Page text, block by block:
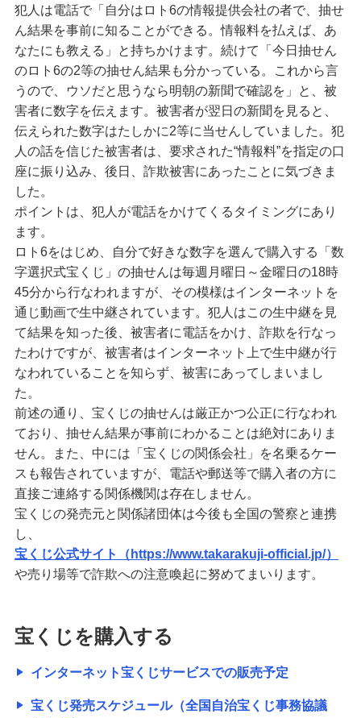
犯人は電話で「自分はロト6の情報提供会社の者で、抽せ
ん結果を事前に知ることができる。情報料を払えば、あ
なたにも教える」と持ちかけます。続けて「今日抽せん
のロト6の2等の抽せん結果も分かっている。これから言
うので、ウソだと思うなら明朝の新聞で確認を」と、被
害者に数字を伝えます。被害者が翌日の新聞を見ると、
伝えられた数字はたしかに2等に当せんしていました。犯
人の話を信じた被害者は、要求された“情報料”を指定の口
座に振り込み、後日、詐欺被害にあったことに気づきま
した。
ポイントは、犯人が電話をかけてくるタイミングにあり
ます。
ロト6をはじめ、自分で好きな数字を選んで購入する「数
字選択式宝くじ」の抽せんは毎週月曜日～金曜日の18時
45分から行なわれますが、その模様はインターネットを
通じ動画で生中継されています。犯人はこの生中継を見
て結果を知った後、被害者に電話をかけ、詐欺を行なっ
たわけですが、被害者はインターネット上で生中継が行
なわれていることを知らず、被害にあってしまいまし
た。
前述の通り、宝くじの抽せんは厳正かつ公正に行なわれ
ており、抽せん結果が事前にわかることは絶対にありま
せん。また、中には「宝くじの関係会社」を名乗るケー
スも報告されていますが、電話や郵送等で購入者の方に
直接ご連絡する関係機関は存在しません。
宝くじの発売元と関係諸団体は今後も全国の警察と連携
し、
宝くじ公式サイト（https://www.takarakuji-official.jp/）
や売り場等で詐欺への注意喚起に努めてまいります。
宝くじを購入する
インターネット宝くじサービスでの販売予定
宝くじ発売スケジュール（全国自治宝くじ事務協議